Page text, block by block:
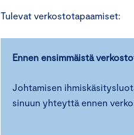
Tulevat verkostotapaamiset:
Ennen ensimmäistä
Johtamisen
sinuun yhteyttä ennen